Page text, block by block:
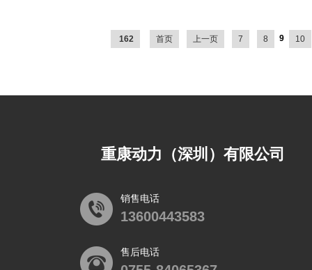
162 首页 上一页 7 8 9 10
重康动力（深圳）有限公司
销售电话
13600443583
售后电话